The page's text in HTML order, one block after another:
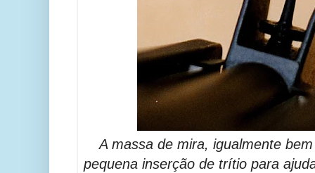
A massa de mira, igualmente
pequena inserção de trítio para